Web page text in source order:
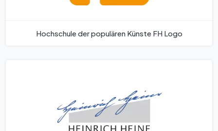
Hochschule der populären Künste FH Logo